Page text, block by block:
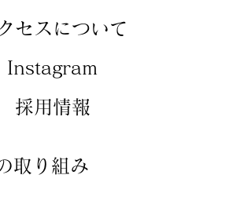
セスについて
​Instagram
取り組み
​採用情報